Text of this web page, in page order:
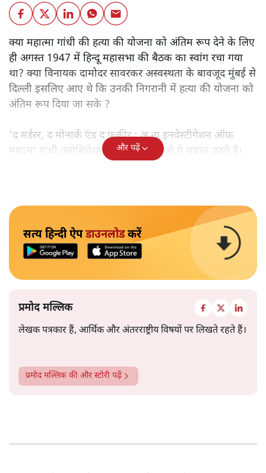
क्या महात्मा गांधी की हत्या की योजना को अंतिम रूप देने के लिए
ही अगस्त 1947 में हिन्दू महासभा की बैठक का स्वांग रचा गया
था? क्या विनायक दामोदर सावरकर अस्वस्थता के बावजूद मुंबई से
दिल्ली इसलिए आए थे कि उनकी निगरानी में हत्या की योजना को
अंतिम रूप दिया जा सके ?
'द मर्डरर, द मोनार्क एंड द फ़कीर : अ न्यू इनवेस्टीगेशन ऑफ़
महात्मा गांधी असेशिनेशन' नामक किताब से ये सवाल उठते हैं।
और पढ़ें
सत्य हिन्दी ऐपडाउनलोडकरें
प्रमोद मल्लिक
लेखक पत्रकार हैं, आर्थिक और अंतरराष्ट्रीय विषयों पर लिखते रहते हैं।
प्रमोद मल्लिक की और स्टोरी पढ़ें